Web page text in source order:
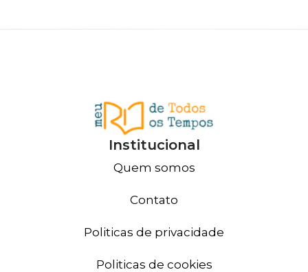
Institucional
Quem somos
Contato
Politicas de privacidade
Politicas de cookies